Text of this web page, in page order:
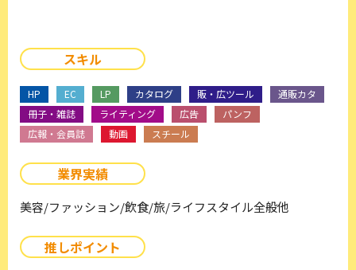
スキル
HP EC LP カタログ 販・広ツール
通販カタ
冊子・雑誌
ライティング 広告
パンフ
広報・会員誌
動画 スチール
業界実績
美容/ファッション/飲食/旅/ライフスタイル全般他
推しポイント